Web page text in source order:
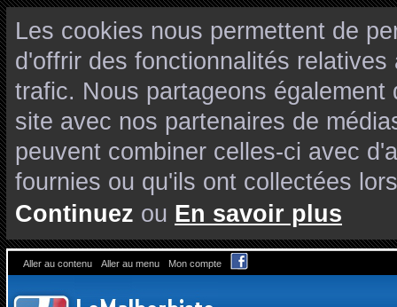
Les cookies nous permettent de
d'offrir des fonctionnalités
trafic. Nous partageons
site avec nos partenaires de
peuvent combiner celles-ci avec
fournies ou qu'ils ont collectées
Continuez ou En savoir plus
Aller au contenu Aller au menu Mon compte